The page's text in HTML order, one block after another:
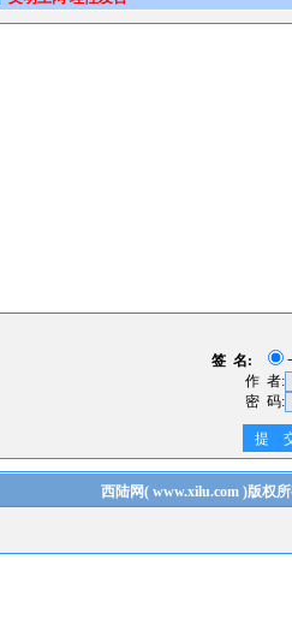
签 名:
作 者:
密 码:
提
西陆网( www.xilu.com)版权